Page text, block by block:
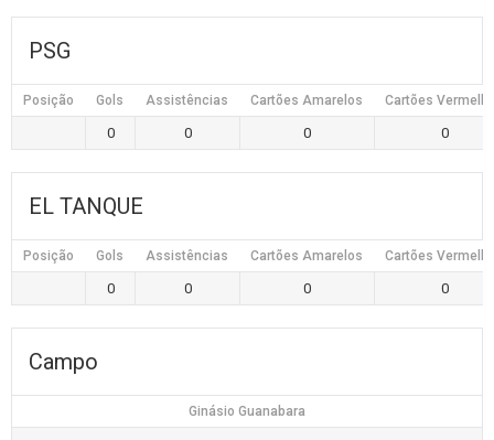
PSG
Posição Gols Assistências Cartões Amarelos Cartões
0 0 0 0
EL TANQUE
Posição Gols Assistências Cartões Amarelos Cartões
0 0 0 0
Campo
Ginásio Guanabara